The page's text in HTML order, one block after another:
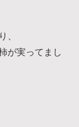
、
が実ってまし